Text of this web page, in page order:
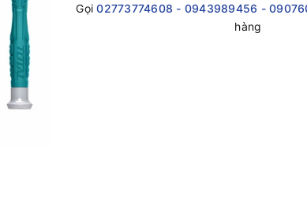
Gọi02773774608 - 0943989456 -
hàng